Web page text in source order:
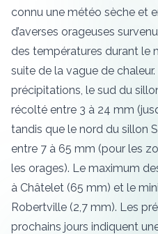
connu une météo sèche et
d’averses orageuses
des températures durant le
suite de la vague de
précipitations, le sud du
récolté entre 3 à 24 mm
tandis que le nord du sillon
entre 7 à 65 mm (pour les
les orages). Le maximum
à Châtelet (65 mm) et le
Robertville (2,7 mm). Les
prochains jours indiquent